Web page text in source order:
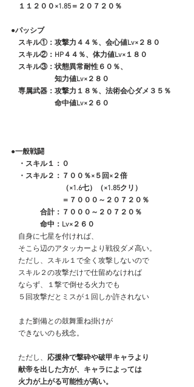
１１２００×1.85＝２０７２０％
●パッシブ
スキル①：攻撃力４４％、会心値Lv×２８０
スキル②：HP４４％、体力値Lv×１８０
スキル③：状態異常耐性６０％、
知力値Lv×２８０
専属武器：攻撃力１８％、法術会心ダメ３５％
命中値Lv×２６０
●一般戦闘
・スキル１：０
・スキル２：７００％×５回×２倍
（×1.6七）（×1.85クリ）
＝７０００～２０７２０％
合計：７０００～２０７２０％
命中：Lv×２６０
自身に七星を付ければ、
そこら辺のアタッカーより戦役ダメ高い。
ただし、スキル１で全く攻撃しないので
スキル２の攻撃だけで仕留めなければ
ならず、１撃で倒せる火力でも
５回攻撃だとミスが１回しか許されない
また劉備との鼓舞重ね掛けが
できないのも残念。
ただし、 応援枠で撃砕や破甲キャラより
献帝を出した方が、キャラによっては
火力が上がる可能性が高い。